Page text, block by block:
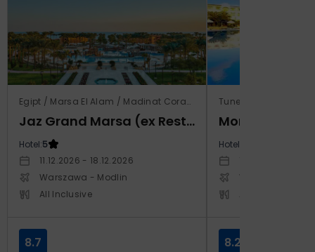
Egipt / Marsa El Alam / Madinat Coraya
Jaz Grand Marsa (ex Resta Grand Resort)
Hotel:5
11.12.2026 - 18.12.2026
Warszawa - Modlin
All Inclusive
8.7
Tunezja / Al-
Monarque El
Hotel:
Warszawa -
8.2